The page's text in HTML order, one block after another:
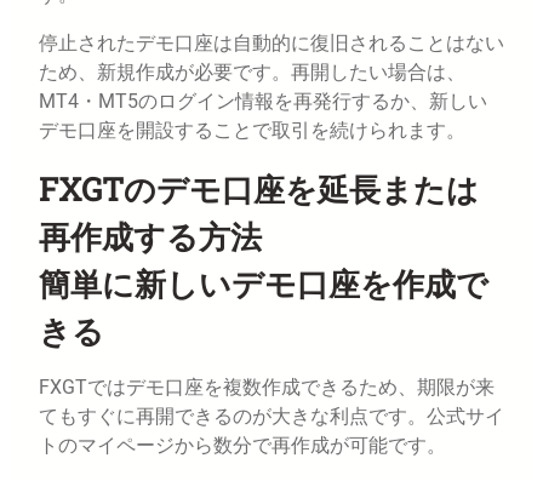
停止されたデモ口座は自動的に復旧されることはない
ため、新規作成が必要です。再開したい場合は、
MT4・MT5のログイン情報を再発行するか、新しい
デモ口座を開設することで取引を続けられます。
FXGTのデモ口座を延長または
再作成する方法
簡単に新しいデモ口座を作成で
きる
FXGTではデモ口座を複数作成できるため、期限が来
てもすぐに再開できるのが大きな利点です。公式サイ
トのマイページから数分で再作成が可能です。